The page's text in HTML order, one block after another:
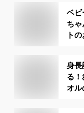
ベビ
ち
ト
身長
る！
オル